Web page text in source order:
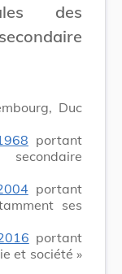
des
Duc
portant
portant
ses
portant
et société »